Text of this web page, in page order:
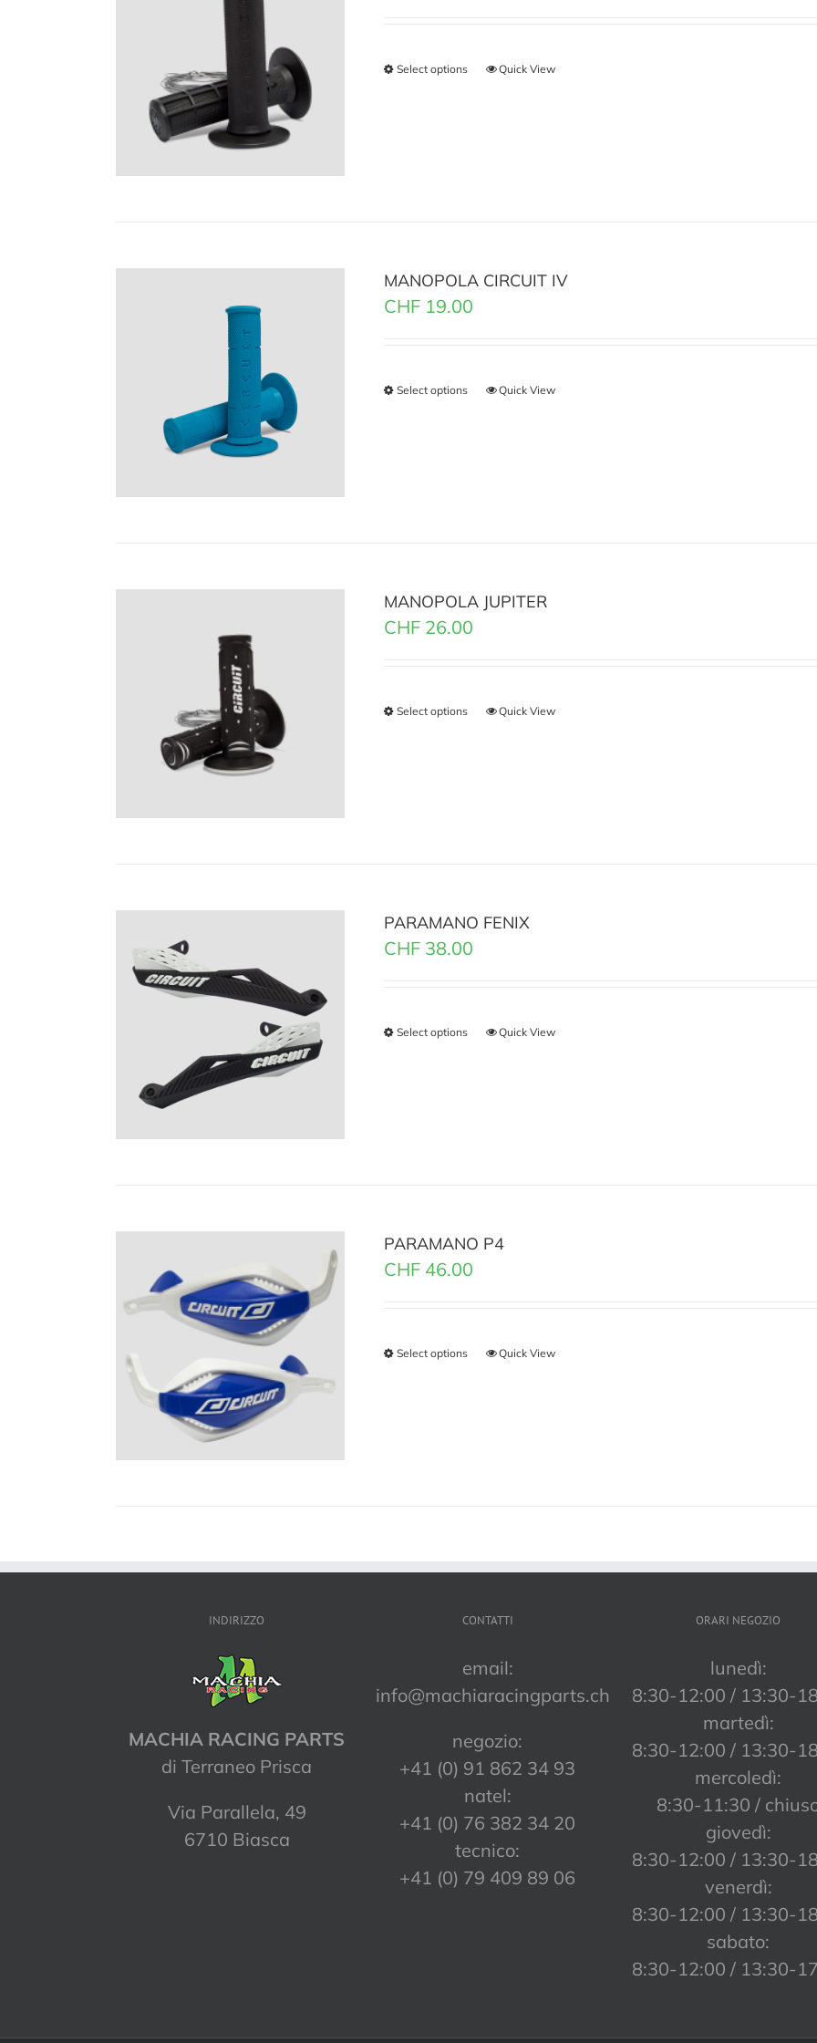
Select options Quick View
MANOPOLA CIRCUIT IV
CHF 19.00
Select options Quick View
MANOPOLA JUPITER
CHF 26.00
Select options Quick View
PARAMANO FENIX
CHF 38.00
Select options Quick View
PARAMANO P4
CHF 46.00
Select options Quick View
INDIRIZZO
MACHIA RACING PARTS
di Terraneo Prisca
Via Parallela, 49
6710 Biasca
CONTATTI
email:
info@machiaracingparts.ch
negozio:
+41 (0) 91 862 34 93
natel:
+41 (0) 76 382 34 20
tecnico:
+41 (0) 79 409 89 06
ORARI NEGOZIO
lunedì:
8:30-12:00 / 13:30-
martedì:
8:30-12:00 / 13:30-
mercoledì:
8:30-11:30 /
giovedì:
8:30-12:00 / 13:30-
venerdì:
8:30-12:00 / 13:30-
sabato:
8:30-12:00 / 13:30-